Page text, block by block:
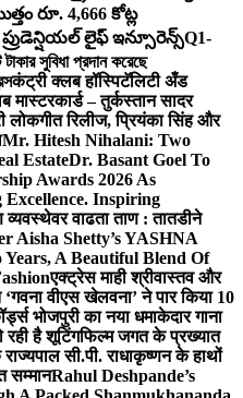
రూ. 4,666 కోట్ల
లైఫ్ ఇన్సూరెన్స్Q1-
সুবিধা প্রদান করেছে
कंट्री क्लब हॉस्पिटॅलिटी अँड
– तुर्कस्तान सादर
रिलीज, प्रियंका सिंह और
Mr. Hitesh Nihalani: Two
EstateDr. Basant Goel To
Awards 2026 As
Excellence. Inspiring
व्यवस्थेवर वाढता ताण : तातडीने
Aisha Shetty’s YASHNA
A Beautiful Blend Of
एक्ट्रेस माही श्रीवास्तव और
वीएस खेलवना’ ने पार किया 10
भोजपुरी का नया धमाकेदार गाना
है शूटिंगफिल्म जगत के प्रख्यात
सी.पी. राधाकृष्णन के हाथों
सम्मानRahul Deshpande’s